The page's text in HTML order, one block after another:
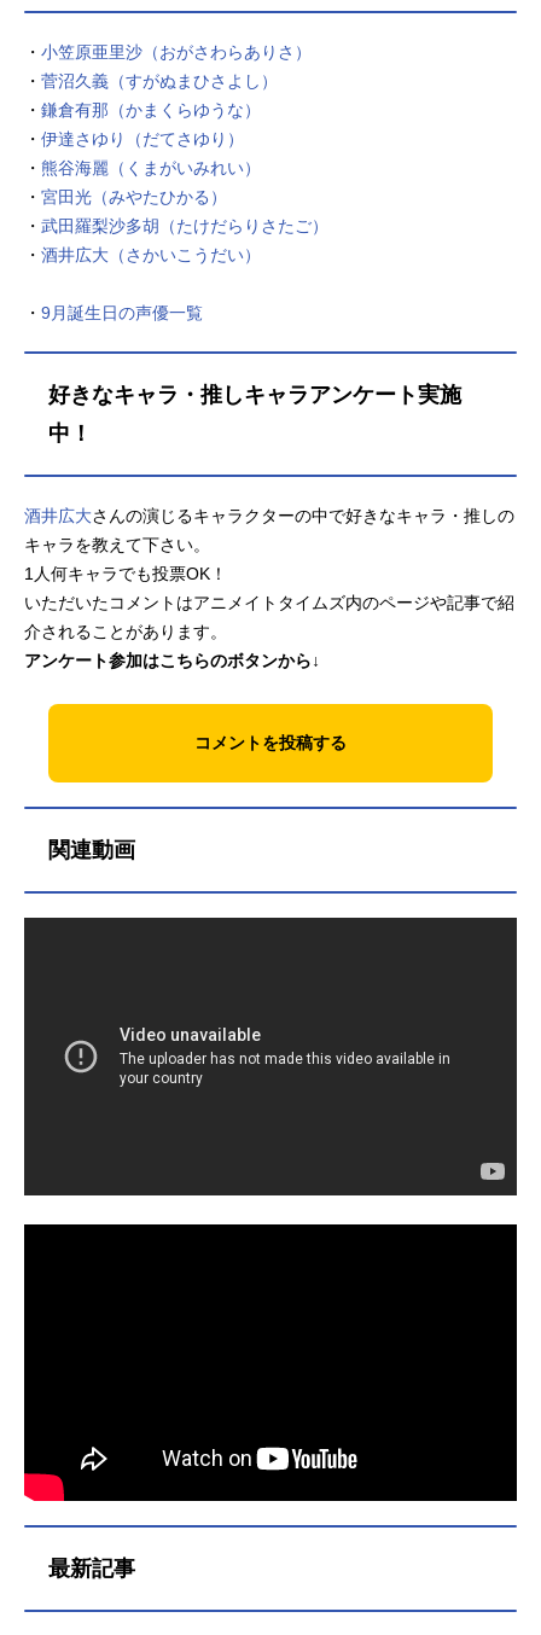
に。「部屋にはお客様の記憶にまつ
かりにお客様の記憶を取り戻すこと
ができるかもしれません。」現世に
帰るために探索し自分を想いだして
いく中、とある事件に直面するーー
作品名誰ソ彼ホテル放送形態TVアニ
メスケジュール2025年1月8日
（水）〜2025年3月26日（水）TOKY
OMXほか話数全12話キャスト塚原音
子：鳴海崇志スタッフ原作：ベノマ
玲 SEEC監督：紅水康介キャラクタ
ーデザイン・衣装デザイン：針場裕
清美 芳村尚慶美術設定：髙橋麻穂
計：梅崎ひろこ2Dワークス：大西景
子 佐藤真...
・ 小笠原亜里沙（おがさわらありさ）
・ 菅沼久義（すがぬまひさよし）
・ 鎌倉有那（かまくらゆうな）
・ 伊達さゆり（だてさゆり）
・ 熊谷海麗（くまがいみれい）
・ 宮田光（みやたひかる）
・ 武田羅梨沙多胡（たけだらりさたご）
・ 酒井広大（さかいこうだい）
・ 9月誕生日の声優一覧
好きなキャラ・推しキャラアンケート実施
中！
酒井広大さんの演じるキャラクターの中で好きなキャラ・推しの
キャラを教えて下さい。
1人何キャラでも投票OK！
いただいたコメントはアニメイトタイムズ内のページや記事で紹
介されることがあります。
アンケート参加はこちらのボタンから↓
コメントを投稿する
関連動画
最新記事